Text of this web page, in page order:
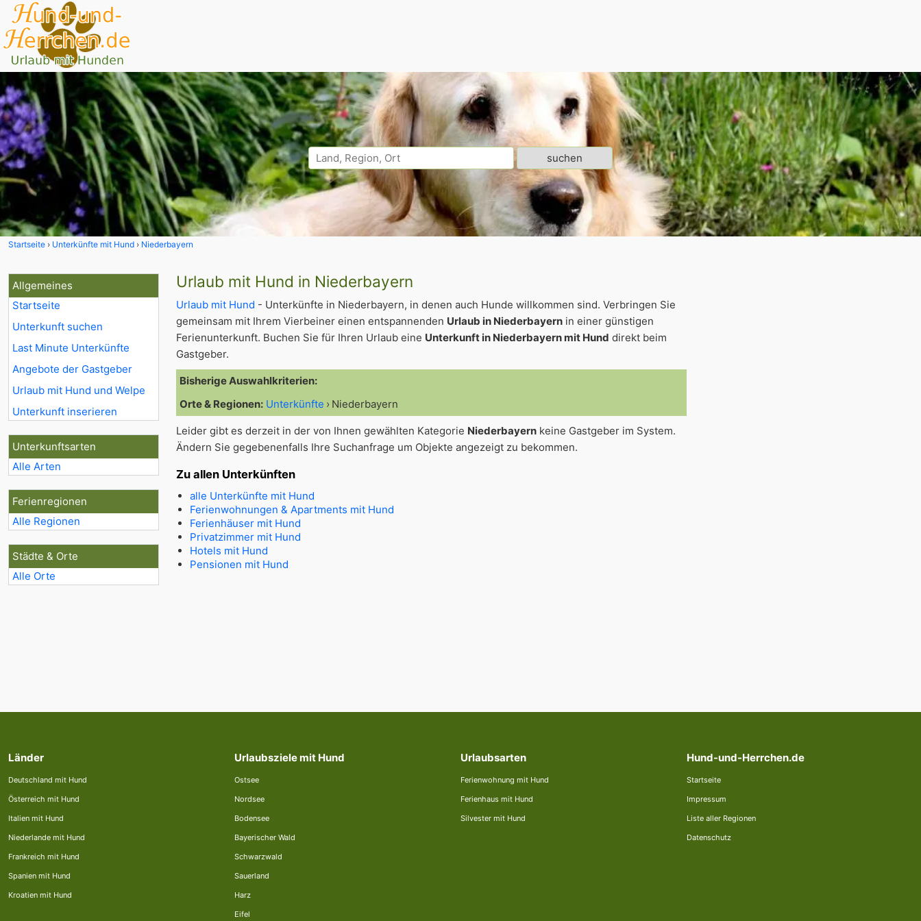
Startseite Unterkünfte mit Hund Niederbayern
Allgemeines
Startseite
Unterkunft suchen
Last Minute Unterkünfte
Angebote der Gastgeber
Urlaub mit Hund und Welpe
Unterkunft inserieren
Unterkunftsarten
Alle Arten
Ferienregionen
Alle Regionen
Städte & Orte
Alle Orte
Urlaub mit Hund in Niederbayern
Urlaub mit Hund - Unterkünfte in Niederbayern, in denen auch Hunde willkommen sind. Verbringen Sie
gemeinsam mit Ihrem Vierbeiner einen entspannenden Urlaub in Niederbayern in einer günstigen
Ferienunterkunft. Buchen Sie für Ihren Urlaub eine Unterkunft in Niederbayern mit Hund direkt beim
Gastgeber.
Bisherige Auswahlkriterien:
Orte & Regionen: Unterkünfte Niederbayern
Leider gibt es derzeit in der von Ihnen gewählten Kategorie Niederbayern keine Gastgeber im System.
Ändern Sie gegebenenfalls Ihre Suchanfrage um Objekte angezeigt zu bekommen.
Zu allen Unterkünften
alle Unterkünfte mit Hund
Ferienwohnungen & Apartments mit Hund
Ferienhäuser mit Hund
Privatzimmer mit Hund
Hotels mit Hund
Pensionen mit Hund
Länder
Deutschland mit Hund
Österreich mit Hund
Italien mit Hund
Niederlande mit Hund
Frankreich mit Hund
Spanien mit Hund
Kroatien mit Hund
Urlaubsziele mit Hund
Ostsee
Nordsee
Bodensee
Bayerischer Wald
Schwarzwald
Sauerland
Harz
Eifel
Urlaubsarten
Ferienwohnung mit Hund
Ferienhaus mit Hund
Silvester mit Hund
Hund-und-Herrchen.de
Startseite
Impressum
Liste aller Regionen
Datenschutz